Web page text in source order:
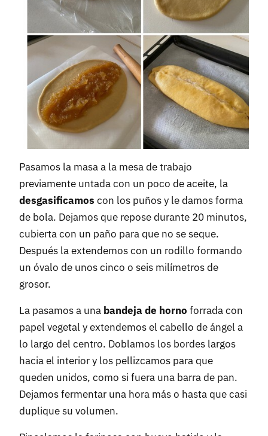
Pasamos la masa a la mesa de trabajo
previamente untada con un poco de aceite, la
desgasificamos con los puños y le damos forma
de bola. Dejamos que repose durante 20 minutos,
cubierta con un paño para que no se seque.
Después la extendemos con un rodillo formando
un óvalo de unos cinco o seis milímetros de
grosor.
La pasamos a una bandeja de horno forrada con
papel vegetal y extendemos el cabello de ángel a
lo largo del centro. Doblamos los bordes largos
hacia el interior y los pellizcamos para que
queden unidos, como si fuera una barra de pan.
Dejamos fermentar una hora más o hasta que casi
duplique su volumen.